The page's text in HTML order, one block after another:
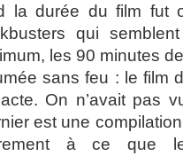
la durée du film fut
qui semblent
les 90 minutes
sans feu : le film
On n’avait pas
est une
à ce que